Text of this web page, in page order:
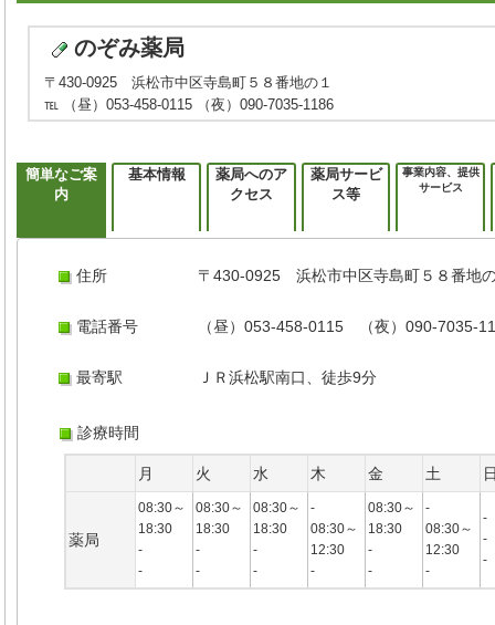
のぞみ薬局
〒430-0925 浜松市中区寺島町５８番地の１
℡ （昼）053-458-0115 （夜）090-7035-1186
簡単なご案
内
基本情報
薬局へのア
クセス
薬局サービ
ス等
事業内容、提供
サービス
住所 〒430-0925 浜松市中区寺島町５８番地
電話番号 （昼）053-458-0115 （夜）090-7035-
最寄駅 ＪＲ浜松駅南口、徒歩9分
診療時間
月 火 水 木 金 土
薬局
08:30～
18:30
-
-
08:30～
18:30
-
-
08:30～
18:30
-
-
-
08:30～
12:30
-
08:30～
18:30
-
-
-
08:30～
12:30
-
-
-
-